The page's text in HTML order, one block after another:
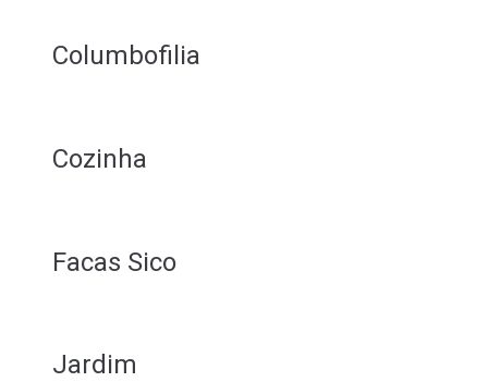
Columbofilia
Cozinha
Facas Sico
Jardim